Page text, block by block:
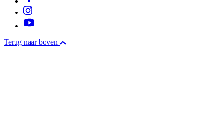
Terug naar boven